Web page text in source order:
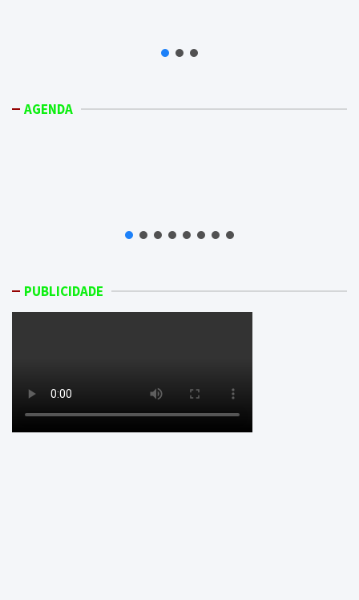
AGENDA
PUBLICIDADE